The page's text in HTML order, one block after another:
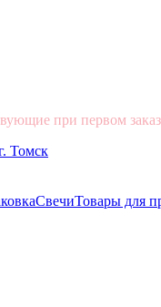
при первом
СвечиТовары для